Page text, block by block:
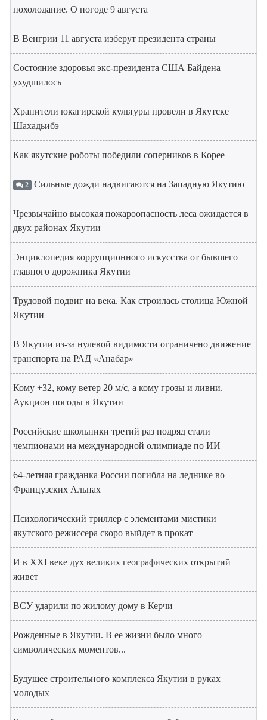
похолодание. О погоде 9 августа
В Венгрии 11 августа изберут президента страны
Состояние здоровья экс-президента США Байдена
ухудшилось
Хранители юкагирской культуры провели в Якутске
Шахадьибэ
Как якутские роботы победили соперников в Корее
2 Сильные дожди надвигаются на Западную Якутию
Чрезвычайно высокая пожароопасность леса ожидается в
двух районах Якутии
Энциклопедия коррупционного искусства от бывшего
главного дорожника Якутии
Трудовой подвиг на века. Как строилась столица Южной
Якутии
В Якутии из-за нулевой видимости ограничено движение
транспорта на РАД «Анабар»
Кому +32, кому ветер 20 м/с, а кому грозы и ливни.
Аукцион погоды в Якутии
Российские школьники третий раз подряд стали
чемпионами на международной олимпиаде по ИИ
64-летняя гражданка России погибла на леднике во
Французских Альпах
Психологический триллер с элементами мистики
якутского режиссера скоро выйдет в прокат
И в XXI веке дух великих географических открытий
живет
ВСУ ударили по жилому дому в Керчи
Рожденные в Якутии. В ее жизни было много
символических моментов...
Будущее строительного комплекса Якутии в руках
молодых